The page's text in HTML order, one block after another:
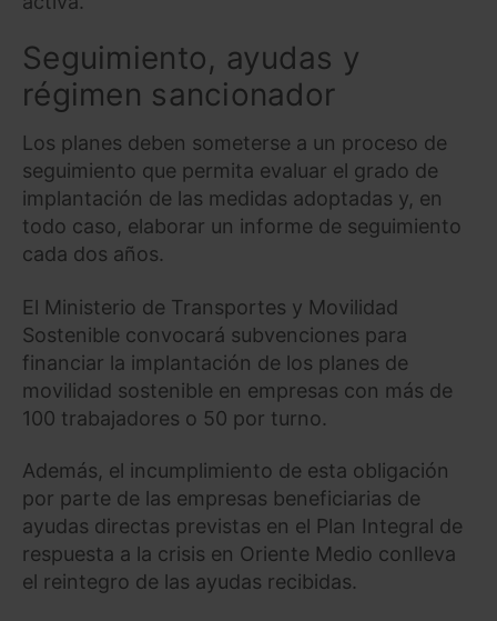
Seguimiento, ayudas y
régimen sancionador
Los planes deben someterse a un proceso de
seguimiento que permita evaluar el grado de
implantación de las medidas adoptadas y, en
todo caso, elaborar un informe de seguimiento
cada dos años.
El Ministerio de Transportes y Movilidad
Sostenible convocará subvenciones para
financiar la implantación de los planes de
movilidad sostenible en empresas con más de
100 trabajadores o 50 por turno.
Además, el incumplimiento de esta obligación
por parte de las empresas beneficiarias de
ayudas directas previstas en el Plan Integral de
respuesta a la crisis en Oriente Medio conlleva
el reintegro de las ayudas recibidas.